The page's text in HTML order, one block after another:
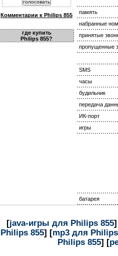
Комментарии к Philips 855
где купить
Philips 855?
память
набранные
принятые
пропущенные
SMS
часы
будильник
передача
ИК-порт
игры
батарея
[java-игры для Philips 855]
Philips 855] [mp3 для Philips
Philips 855] [